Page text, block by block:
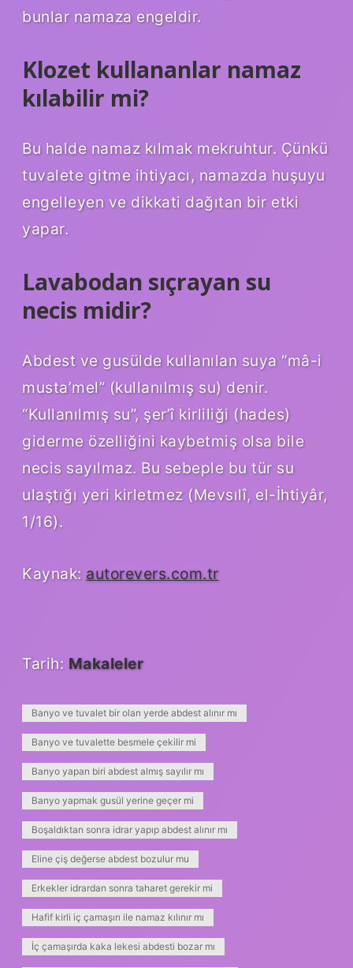
bunlar namaza engeldir.
Klozet kullananlar namaz
kılabilir mi?
Bu halde namaz kılmak mekruhtur. Çünkü
tuvalete gitme ihtiyacı, namazda huşuyu
engelleyen ve dikkati dağıtan bir etki
yapar.
Lavabodan sıçrayan su
necis midir?
Abdest ve gusülde kullanılan suya “mâ-i
musta’mel” (kullanılmış su) denir.
“Kullanılmış su”, şer’î kirliliği (hades)
giderme özelliğini kaybetmiş olsa bile
necis sayılmaz. Bu sebeple bu tür su
ulaştığı yeri kirletmez (Mevsılî, el-İhtiyâr,
1/16).
Kaynak: autorevers.com.tr
Tarih: Makaleler
Banyo ve tuvalet bir olan yerde abdest alınır mı
Banyo ve tuvalette besmele çekilir mi
Banyo yapan biri abdest almış sayılır mı
Banyo yapmak gusül yerine geçer mi
Boşaldıktan sonra idrar yapıp abdest alınır mı
Eline çiş değerse abdest bozulur mu
Erkekler idrardan sonra taharet gerekir mi
Hafif kirli iç çamaşırı ile namaz kılınır mı
İç çamaşırda kaka lekesi abdesti bozar mı